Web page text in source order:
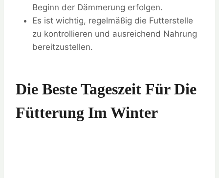
Beginn der Dämmerung erfolgen.
Es ist wichtig, regelmäßig die Futterstelle
zu kontrollieren und ausreichend Nahrung
bereitzustellen.
Die Beste Tageszeit Für Die
Fütterung Im Winter